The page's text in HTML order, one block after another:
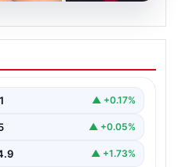
dönüştü!
harekete geçildi
Başlatıldı”, “content”:…
▲ +0.17%
▲ +0.05%
▲ +1.73%